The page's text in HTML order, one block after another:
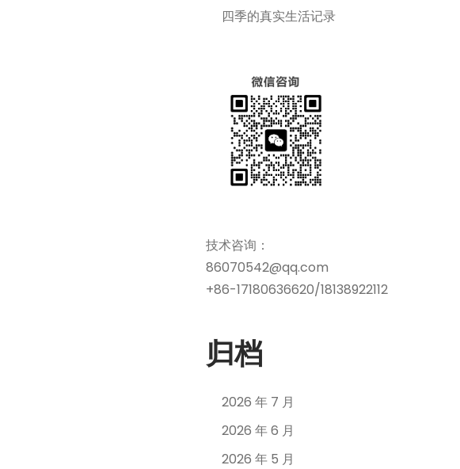
四季的真实生活记录
技术咨询：
86070542@qq.com
+86-17180636620/18138922112
归档
2026 年 7 月
2026 年 6 月
2026 年 5 月